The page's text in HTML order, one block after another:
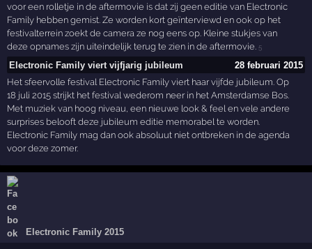
voor een rolletje in de aftermovie is dat zij geen editie van Electronic
Family hebben gemist. Ze worden kort geïnterviewd en ook op het
festivalterrein zoekt de camera ze nog eens op. Kleine stukjes van
deze opnames zijn uiteindelijk terug te zien in de aftermovie.5
Electronic Family viert vijfjarig jubileum
28 februari 2015
Het sfeervolle festival Electronic Family viert haar vijfde jubileum. Op
18 juli 2015 strijkt het festival wederom neer in het Amsterdamse Bos.
Met muziek van hoog niveau, een nieuwe look & feel en vele andere
surprises belooft deze jubileum editie memorabel te worden.
Electronic Family mag dan ook absoluut niet ontbreken in de agenda
voor deze zomer.
Electronic Family 2015